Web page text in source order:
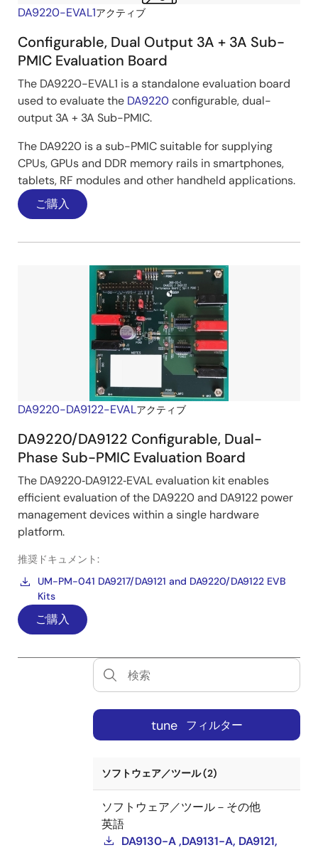
DA9220-EVAL1アクティブ
Configurable, Dual Output 3A + 3A Sub-
PMIC Evaluation Board
The DA9220-EVAL1 is a standalone evaluation board
used to evaluate the DA9220configurable, dual-
output 3A + 3A Sub-PMIC.
The DA9220 is a sub-PMIC suitable for supplying
CPUs, GPUs and DDR memory rails in smartphones,
tablets, RF modules and other handheld applications.
ご購入
DA9220-DA9122-EVALアクティブ
DA9220/DA9122 Configurable, Dual-
Phase Sub-PMIC Evaluation Board
The DA9220‑DA9122‑EVAL evaluation kit enables
efficient evaluation of the DA9220 and DA9122 power
management devices within a single hardware
platform.
推奨ドキュメント:
UM-PM-041 DA9217/DA9121 and DA9220/DA9122 EVB
Kits
ご購入
tune フィルター
ソフトウェア／ツール (2)
ソフトウェア／ツール－その他
英語
DA9130-A ,DA9131-A, DA9121,